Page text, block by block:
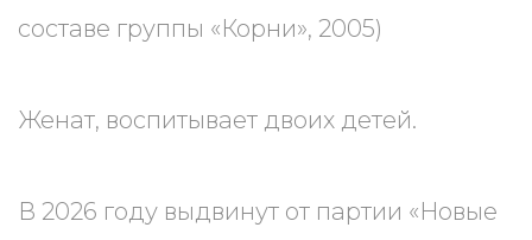
составе группы «Корни», 2005)
Женат, воспитывает двоих детей.
В 2026 году выдвинут от партии «Новые